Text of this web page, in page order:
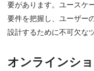
要があります。ユースケ
要件を把握し、ユーザー
設計するために不可欠な
オンラインシ